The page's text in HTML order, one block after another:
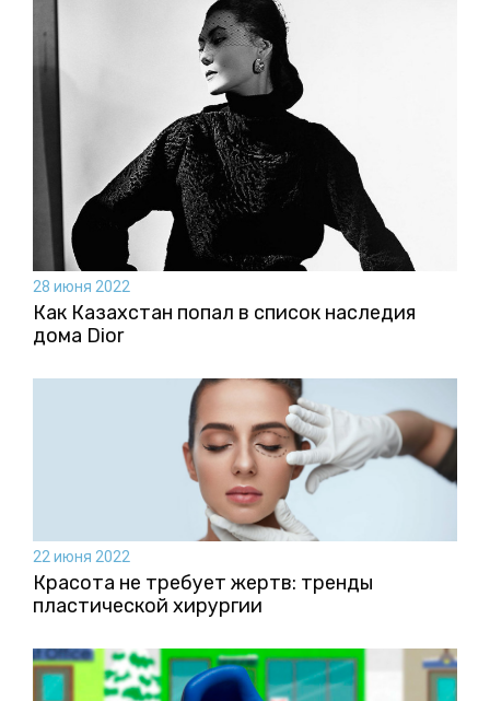
28 июня 2022
Как Казахстан попал в список наследия
дома Dior
22 июня 2022
Красота не требует жертв: тренды
пластической хирургии